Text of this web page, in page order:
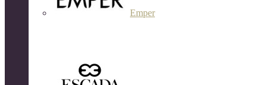
Emper